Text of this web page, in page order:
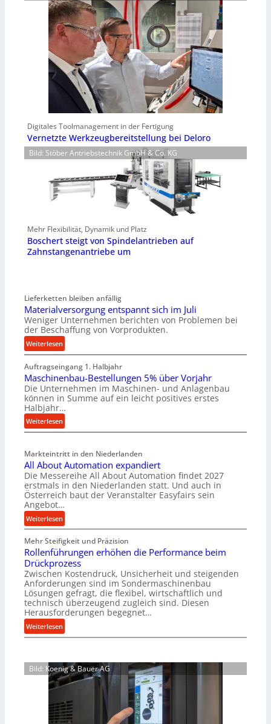
Digitales Toolmanagement in der Fertigung
Vernetzte Werkzeugbereitstellung bei Deloro
Bild: Stöber Antriebstechnik GmbH & Co. KG
Mehr Flexibilität, Dynamik und Platz
Boschert steigt von Spindelantrieben auf
Zahnstangenantriebe um
Lieferketten bleiben anfällig
Materialversorgung entspannt sich im Juli
Weniger Unternehmen berichten von Problemen bei
der Beschaffung von Vorprodukten.
Weiterlesen:
M
a
t
e
r
i
a
l
e
r
s
o
u
n
g
e
n
t
s
p
a
n
s
i
c
i
Auftragseingang 1. Halbjahr
Maschinenbau-Bestellungen 5% über Vorjahr
Die Unternehmen im Maschinen- und Anlagenbau
können in Summe auf ein leicht positives erstes
Halbjahr…
Weiterlesen:
M
s
c
h
i
n
e
n
a
u
B
e
s
t
e
l
u
n
g
n
5
Markteintritt in den Niederlanden
All About Automation expandiert
Die Messereihe All About Automation findet 2027
erstmals in den Niederlanden statt. Und auch in
Österreich baut der Veranstalter Easyfairs sein
Angebot…
Weiterlesen:
A
l
l
A
b
o
u
t
A
u
m
a
i
o
Mehr Steifigkeit und Präzision
Rollenführungen erhöhen die Performance beim
Drückprozess
Zwischen Kostendruck, Unsicherheit und steigenden
Anforderungen sind im Sondermaschinenbau
Lösungen gefragt, die flexibel, wirtschaftlich und
technisch überzeugend zugleich sind. Diesen
Herausforderungen begegnet…
Weiterlesen:
R
l
e
f
ü
Bild: Koenig & Bauer AG